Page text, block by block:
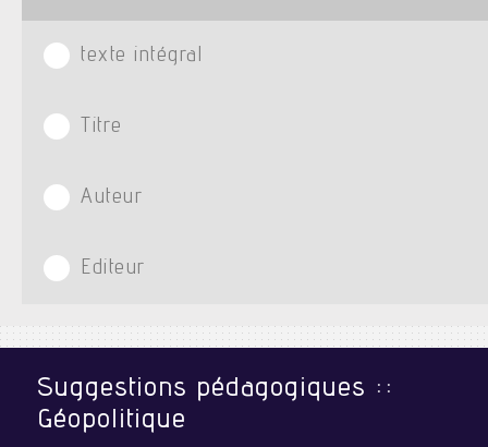
texte intégral
Titre
Auteur
Editeur
Suggestions pédagogiques ::
Géopolitique